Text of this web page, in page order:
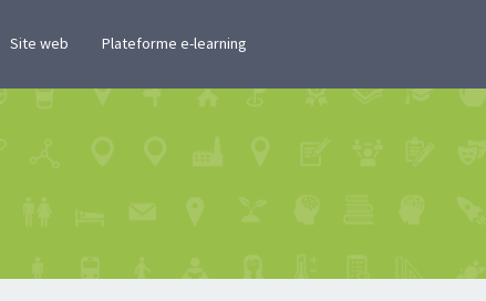
Site web Plateforme e-learning